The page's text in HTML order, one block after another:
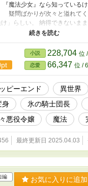
魔法少女』なら知っている
疑問ばかりが次々と溢れて
」らしい。 納得できないま
けば謎の組織と戦っていたイレ
めて目にした『氷の騎士団
？ なりゆきで『魔法令嬢』に
騎士団長に執着されてしまうお
でいただけたら嬉しいです。
も投稿しています。
小説 228,704 位
恋愛 66,347 位 /
ピーエンド
異世界
身
氷の騎士団長
悪役令嬢 魔法
最終更新日 2025.04.03
編 お気に入りに追加